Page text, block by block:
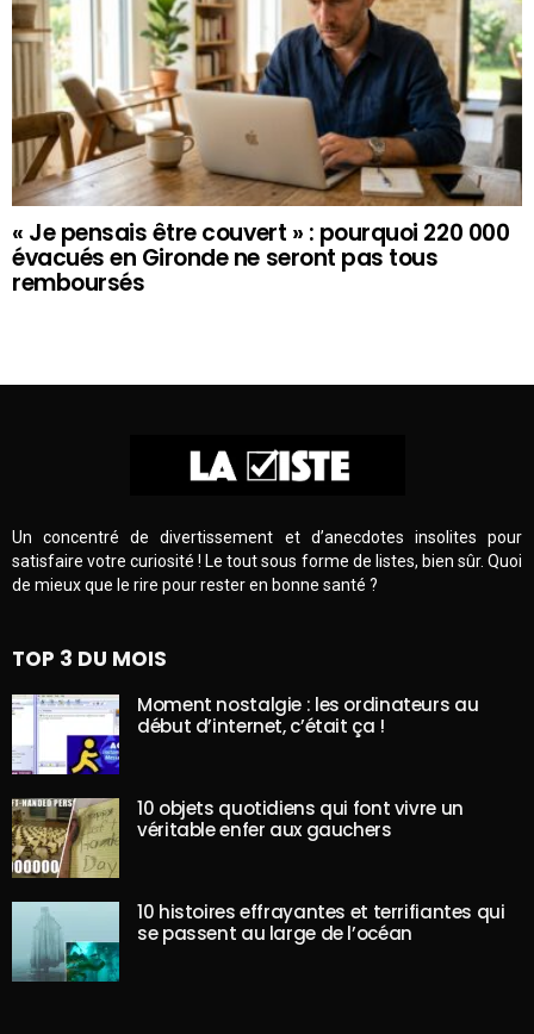
« Je pensais être couvert » : pourquoi 220 000
évacués en Gironde ne seront pas tous
remboursés
Un concentré de divertissement et d’anecdotes insolites pour
satisfaire votre curiosité ! Le tout sous forme de listes, bien sûr. Quoi
de mieux que le rire pour rester en bonne santé ?
TOP 3 DU MOIS
Moment nostalgie : les ordinateurs au
début d’internet, c’était ça !
10 objets quotidiens qui font vivre un
véritable enfer aux gauchers
10 histoires effrayantes et terrifiantes qui
se passent au large de l’océan